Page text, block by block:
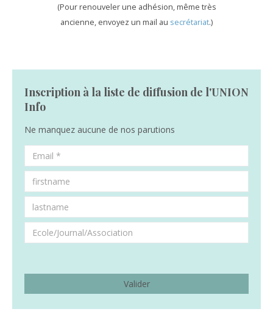
(Pour renouveler une adhésion, même très
ancienne, envoyez un mail au secrétariat.)
Inscription à la liste de diffusion de l'UNION
Info
Ne manquez aucune de nos parutions